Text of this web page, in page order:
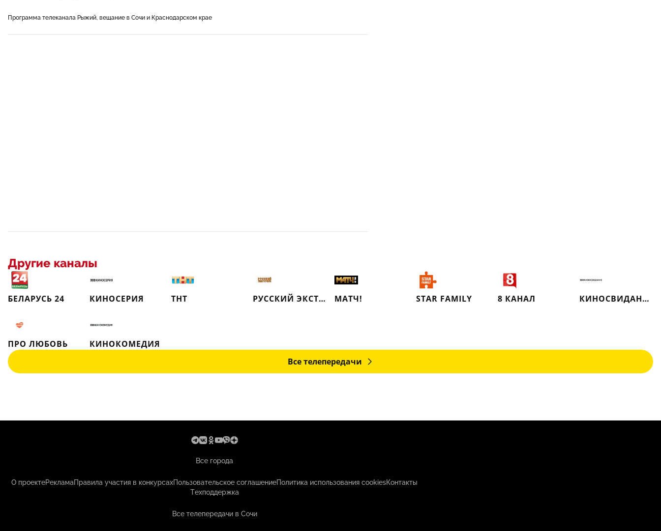
Программа телеканала Рыжий, вещание в Сочи и Краснодарском крае
Другие каналы
БЕЛАРУСЬ 24 КИНОСЕРИЯ ТНТ РУССКИЙ ЭКСТРИМ (РЕТРО) МАТЧ! STAR FAMILY 8 КАНАЛ КИНОСВИДАНИЕ
ПРО ЛЮБОВЬ
КИНОКОМЕДИЯ
Все телепередачи
Все города
О проектеРекламаПравила участия в конкурсахПользовательское соглашениеПолитика использования cookiesКонтакты
Техподдержка
Все телепередачи в Сочи